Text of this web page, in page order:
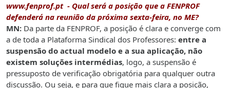
www.fenprof.pt- Qual será a posição que a FENPROF
defenderá na reunião da próxima sexta-feira, no ME?
MN: Da parte da FENPROF, a posição é clara e converge com
a de toda a Plataforma Sindical dos Professores: entre a
suspensão do actual modelo e a sua aplicação, não
existem soluções intermédias, logo, a suspensão é
pressuposto de verificação obrigatória para qualquer outra
discussão. Ou seja, e para que fique mais clara a posição,